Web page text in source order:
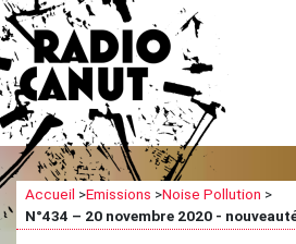
Accueil >Emissions >Noise Pollution >
N°434 – 20 novembre 2020 -